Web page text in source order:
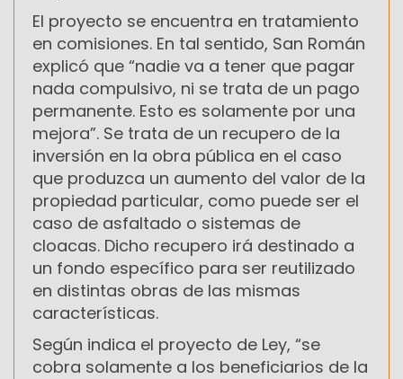
El proyecto se encuentra en tratamiento
en comisiones. En tal sentido, San Román
explicó que “nadie va a tener que pagar
nada compulsivo, ni se trata de un pago
permanente. Esto es solamente por una
mejora”. Se trata de un recupero de la
inversión en la obra pública en el caso
que produzca un aumento del valor de la
propiedad particular, como puede ser el
caso de asfaltado o sistemas de
cloacas. Dicho recupero irá destinado a
un fondo específico para ser reutilizado
en distintas obras de las mismas
características.
Según indica el proyecto de Ley, “se
cobra solamente a los beneficiarios de la